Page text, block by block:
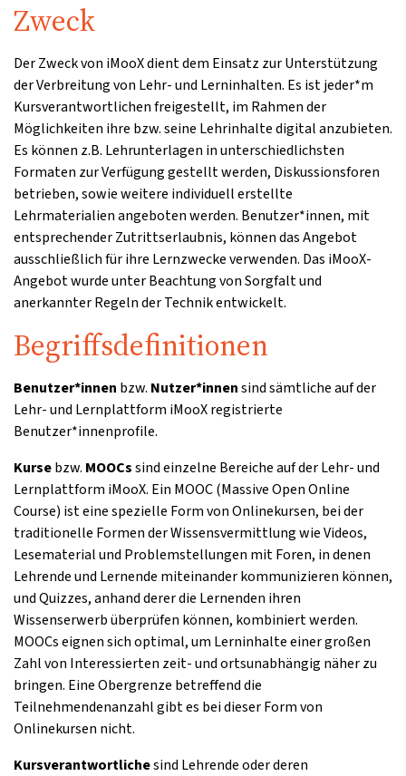
Zweck
Der Zweck von iMooX dient dem Einsatz zur Unterstützung
der Verbreitung von Lehr- und Lerninhalten. Es ist jeder*m
Kursverantwortlichen freigestellt, im Rahmen der
Möglichkeiten ihre bzw. seine Lehrinhalte digital anzubieten.
Es können z.B. Lehrunterlagen in unterschiedlichsten
Formaten zur Verfügung gestellt werden, Diskussionsforen
betrieben, sowie weitere individuell erstellte
Lehrmaterialien angeboten werden. Benutzer*innen, mit
entsprechender Zutrittserlaubnis, können das Angebot
ausschließlich für ihre Lernzwecke verwenden. Das iMooX-
Angebot wurde unter Beachtung von Sorgfalt und
anerkannter Regeln der Technik entwickelt.
Begriffsdefinitionen
Benutzer*innen bzw. Nutzer*innensind sämtliche auf der
Lehr- und Lernplattform iMooX registrierte
Benutzer*innenprofile.
Kursebzw. MOOCssind einzelne Bereiche auf der Lehr- und
Lernplattform iMooX. Ein MOOC (Massive Open Online
Course) ist eine spezielle Form von Onlinekursen, bei der
traditionelle Formen der Wissensvermittlung wie Videos,
Lesematerial und Problemstellungen mit Foren, in denen
Lehrende und Lernende miteinander kommunizieren können,
und Quizzes, anhand derer die Lernenden ihren
Wissenserwerb überprüfen können, kombiniert werden.
MOOCs eignen sich optimal, um Lerninhalte einer großen
Zahl von Interessierten zeit- und ortsunabhängig näher zu
bringen. Eine Obergrenze betreffend die
Teilnehmendenanzahl gibt es bei dieser Form von
Onlinekursen nicht.
Kursverantwortlichesind Lehrende oder deren